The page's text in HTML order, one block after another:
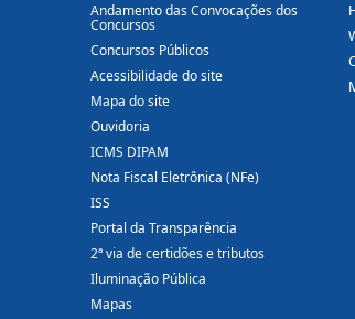
Andamento das Convocações dos
Concursos
Concursos Públicos
Acessibilidade do site
Mapa do site
Ouvidoria
ICMS DIPAM
Nota Fiscal Eletrônica (NFe)
ISS
Portal da Transparência
2ª via de certidões e tributos
Iluminação Pública
Mapas